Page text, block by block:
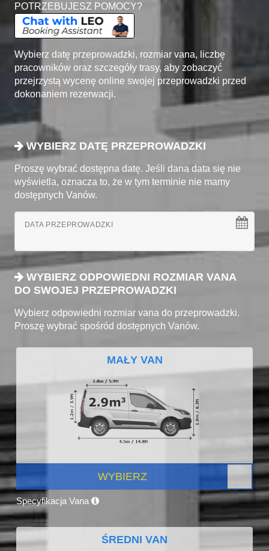
POTRZEBUJESZ POMOCY?
Wybierz datę przeprowadzki, rozmiar vana, liczbę
pracowników oraz szczegóły trasy, aby zobaczyć
przejrzystą wycenę online swojej przeprowadzki przed
dokonaniem rezerwacji.
WYBIERZ DATĘ PRZEPROWADZKI
Proszę wybrać dostępna datę. Jeśli dana data się nie
wyświetla, oznacza to, że w tym terminie nie mamy
dostępnych Vanów.
DATA PRZEPROWADZKI
WYBIERZ ODPOWIEDNI ROZMIAR VANA
DO SWOJEJ PRZEPROWADZKI
Wybierz odpowiedni rozmiar vana do przeprowadzki.
Proszę wybrać spośród dostępnych Vanów.
MAŁY VAN
WYBIERZ
Specyfikacja Vana
ŚREDNI VAN